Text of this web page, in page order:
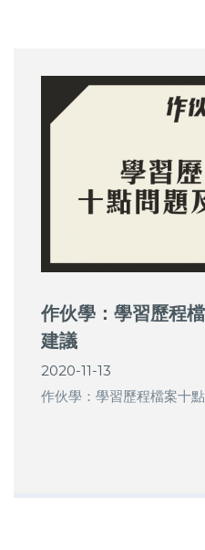
作伙學：學習歷程
建議
2020-11-13
作伙學：學習歷程檔案十